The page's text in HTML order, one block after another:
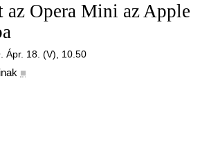
az Opera Mini az Apple
Ápr. 18. (V), 10.50
■